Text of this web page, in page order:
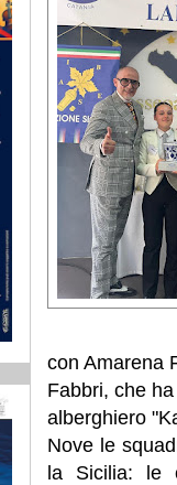
con Amarena
Fabbri, che
alberghiero
Nove le
la Sicilia: le